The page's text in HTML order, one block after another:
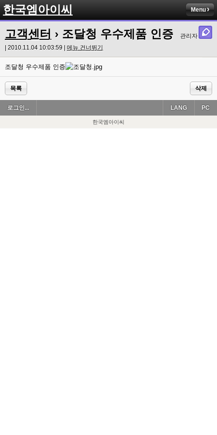
한국엠아이씨 Menu
고객센터 › 조달청 우수제품 인증
관리자
| 2010.11.04 10:03:59 | 메뉴 건너뛰기
조달청 우수제품 인증
목록 삭제
로그인... PC
LANG
한국엠아이씨